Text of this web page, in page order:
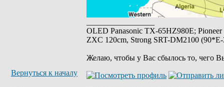
OLED Panasonic TX-65HZ980E;
ZXC 120cm, Strong SRT-DM2100
Желаю, чтобы у Вас сбылось то, чего
Вернуться к началу